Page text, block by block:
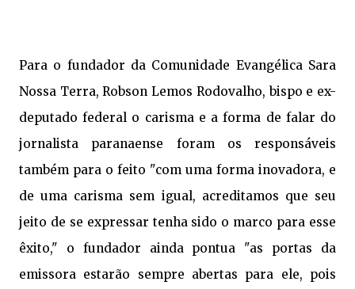
Para o fundador da Comunidade Evangélica Sara
Nossa Terra, Robson Lemos Rodovalho, bispo e ex-
deputado federal o carisma e a forma de falar do
jornalista paranaense foram os responsáveis
também para o feito "com uma forma inovadora, e
de uma carisma sem igual, acreditamos que seu
jeito de se expressar tenha sido o marco para esse
êxito," o fundador ainda pontua "as portas da
emissora estarão sempre abertas para ele, pois